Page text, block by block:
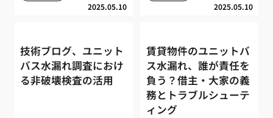
2025.05.10 2025.05.10
技術ブログ、ユニット
バス水漏れ調査におけ
る非破壊検査の活用
賃貸物件のユニットバ
ス水漏れ、誰が責任を
負う？借主・大家の義
務とトラブルシューテ
ィング